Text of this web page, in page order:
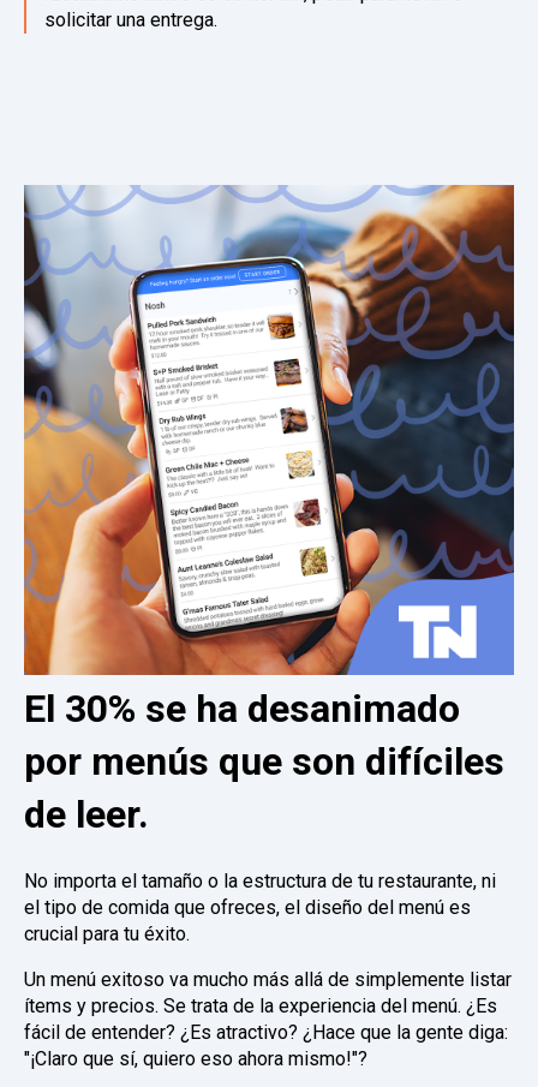
solicitar una entrega.
El 30% se ha desanimado
por menús que son difíciles
de leer.
No importa el tamaño o la estructura de tu restaurante, ni
el tipo de comida que ofreces, el diseño del menú es
crucial para tu éxito.
Un menú exitoso va mucho más allá de simplemente listar
ítems y precios. Se trata de la experiencia del menú. ¿Es
fácil de entender? ¿Es atractivo? ¿Hace que la gente diga:
"¡Claro que sí, quiero eso ahora mismo!"?